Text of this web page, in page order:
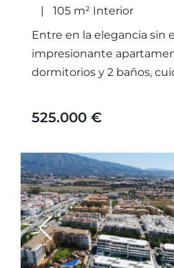
105 m² Interior
Entre en la elegancia sin
impresionante
dormitorios y 2 baños,
mediterránea. Situado en la
525.000 €
Previous